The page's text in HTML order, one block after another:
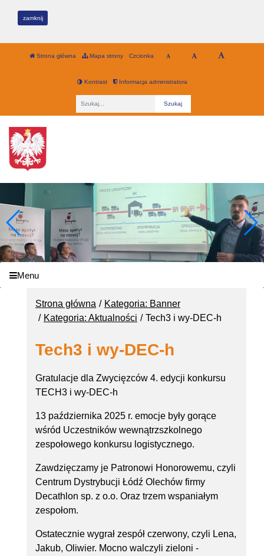
zamknij
Strona główna Mapa strony Czcionka
Kontrast Informacja administratora
Menu
Strona główna
Kategoria: Banner
Kategoria: Aktualności
Tech3 i wy-DEC-h
Tech3 i wy-DEC-h
Gratulacje dla Zwycięzców 4. edycji konkursu
TECH3 i wy-DEC-h
13 października 2025 r. emocje były gorące
wśród Uczestników wewnątrzszkolnego
zespołowego konkursu logistycznego.
Zawdzięczamy je Patronowi Honorowemu, czyli
Centrum Dystrybucji Łódź Olechów firmy
Decathlon sp. z o.o. Oraz trzem wspaniałym
zespołom.
Ostatecznie wygrał zespół czerwony, czyli Lena,
Jakub, Oliwier. Mocno walczyli zieloni -